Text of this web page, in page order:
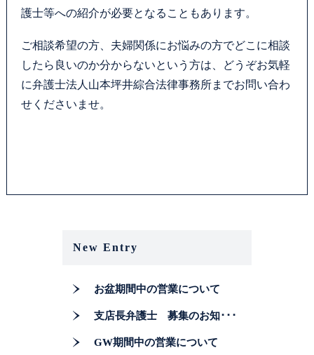
護士等への紹介が必要となることもあります。
ご相談希望の方、夫婦関係にお悩みの方でどこに相談
したら良いのか分からないという方は、どうぞお気軽
に弁護士法人山本坪井綜合法律事務所までお問い合わ
せくださいませ。
New Entry
お盆期間中の営業について
支店長弁護士 募集のお知･･･
GW期間中の営業について